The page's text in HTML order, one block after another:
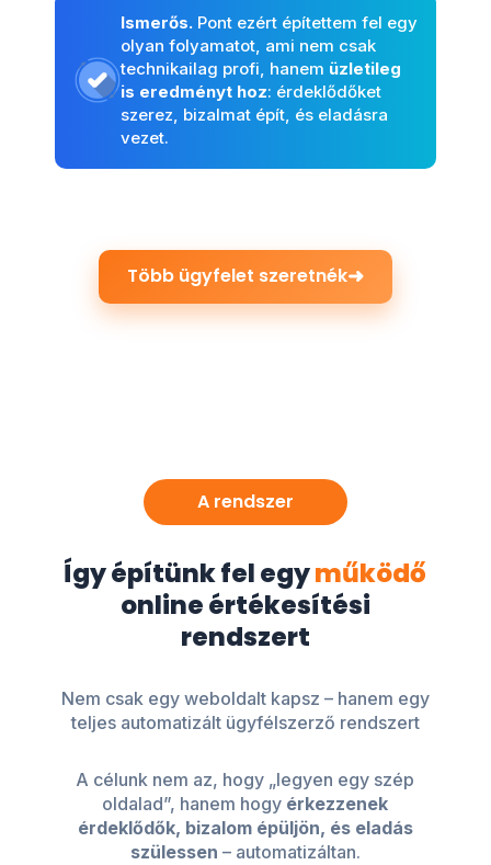
Ismerős.Pont ezért építettem fel egy
olyan folyamatot, ami nem csak
technikailag profi, hanem üzletileg
is eredményt hoz: érdeklődőket
szerez, bizalmat épít, és eladásra
vezet.
Több ügyfelet szeretnék➜
A rendszer
Így építünk fel egyműködő
online értékesítési
rendszert
Nem csak egy weboldalt kapsz – hanem egy
teljes automatizált ügyfélszerző rendszert
A célunk nem az, hogy „legyen egy szép
oldalad”, hanem hogy érkezzenek
érdeklődők, bizalom épüljön, és eladás
szülessen – automatizáltan.